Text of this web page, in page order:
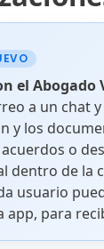
el Abogado
a un chat
y los
o
dentro de la
usuario
app, para
Cuarta